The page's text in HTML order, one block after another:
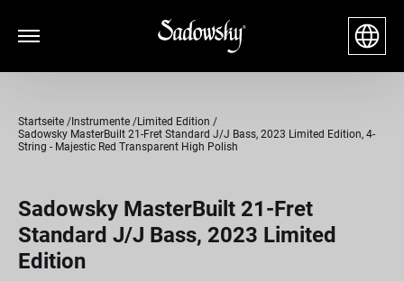
Startseite Instrumente
Limited Edition
Sadowsky MasterBuilt 21-Fret Standard J/J Bass, 2023 Limited Edition, 4-
String - Majestic Red Transparent High Polish
Sadowsky MasterBuilt 21-Fret
Standard J/J Bass, 2023 Limited
Edition